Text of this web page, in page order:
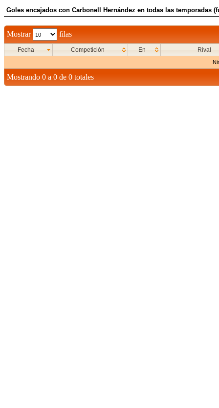
Goles encajados con Carbonell Hernández en todas las temporadas
Mostrar filas
Fecha Competición En Rival
Mostrando 0 a 0 de 0 totales